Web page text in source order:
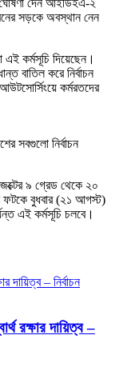
দেন আইডিইএ-২
সড়কে অবস্থান নেন
এই কর্মসূচি দিয়েছেন।
বাতিল করে নির্বাচন
কর্মরতদের
সবগুলো নির্বাচন
৯ গ্রেড থেকে ২০
ফটকে বুধবার (২১ আগস্ট)
এই কর্মসূচি চলবে।
রক্ষার দায়িত্ব –